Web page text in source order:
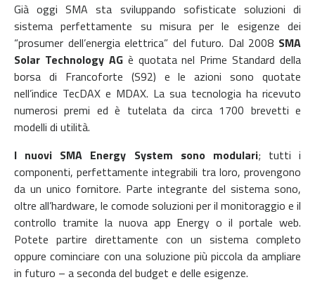
Già oggi SMA sta sviluppando sofisticate soluzioni di
sistema perfettamente su misura per le esigenze dei
“prosumer dell’energia elettrica” del futuro. Dal 2008 SMA
Solar Technology AGè quotata nel Prime Standard della
borsa di Francoforte (S92) e le azioni sono quotate
nell’indice TecDAX e MDAX. La sua tecnologia ha ricevuto
numerosi premi ed è tutelata da circa 1700 brevetti e
modelli di utilità.
I nuovi SMA Energy System sono modulari; tutti i
componenti, perfettamente integrabili tra loro, provengono
da un unico fornitore. Parte integrante del sistema sono,
oltre all’hardware, le comode soluzioni per il monitoraggio e il
controllo tramite la nuova app Energy o il portale web.
Potete partire direttamente con un sistema completo
oppure cominciare con una soluzione più piccola da ampliare
in futuro – a seconda del budget e delle esigenze.